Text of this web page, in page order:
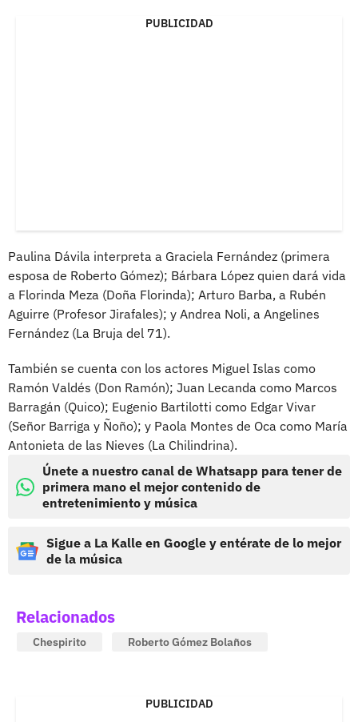
PUBLICIDAD
Paulina Dávila interpreta a Graciela Fernández (primera
esposa de Roberto Gómez); Bárbara López quien dará vida
a Florinda Meza (Doña Florinda); Arturo Barba, a Rubén
Aguirre (Profesor Jirafales); y Andrea Noli, a Angelines
Fernández (La Bruja del 71).
También se cuenta con los actores Miguel Islas como
Ramón Valdés (Don Ramón); Juan Lecanda como Marcos
Barragán (Quico); Eugenio Bartilotti como Edgar Vivar
(Señor Barriga y Ñoño); y Paola Montes de Oca como María
Antonieta de las Nieves (La Chilindrina).
Únete a nuestro canal de Whatsapp para tener de
primera mano el mejor contenido de
entretenimiento y música
Sigue a La Kalle en Google y entérate de lo mejor
de la música
Relacionados
Chespirito Roberto Gómez Bolaños
PUBLICIDAD